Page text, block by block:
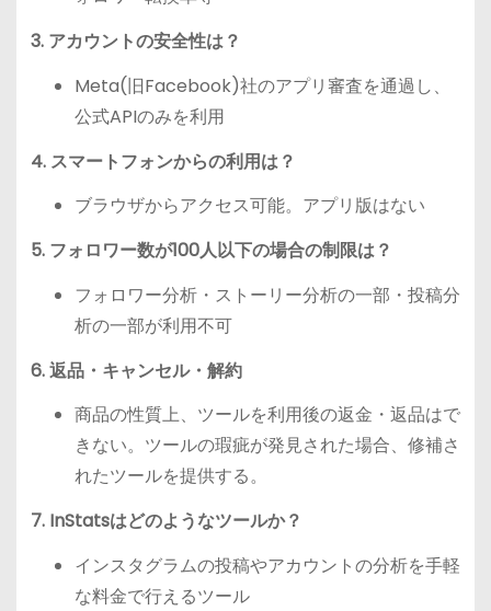
3. アカウントの安全性は？
Meta(旧Facebook)社のアプリ審査を通過し、
公式APIのみを利用
4. スマートフォンからの利用は？
ブラウザからアクセス可能。アプリ版はない
5. フォロワー数が100人以下の場合の制限は？
フォロワー分析・ストーリー分析の一部・投稿分
析の一部が利用不可
6. 返品・キャンセル・解約
商品の性質上、ツールを利用後の返金・返品はで
きない。ツールの瑕疵が発見された場合、修補さ
れたツールを提供する。
7. InStatsはどのようなツールか？
インスタグラムの投稿やアカウントの分析を手軽
な料金で行えるツール